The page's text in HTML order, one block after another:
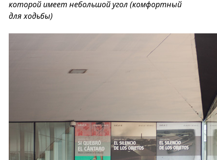
которой имеет небольшой угол (комфортный
для ходьбы)